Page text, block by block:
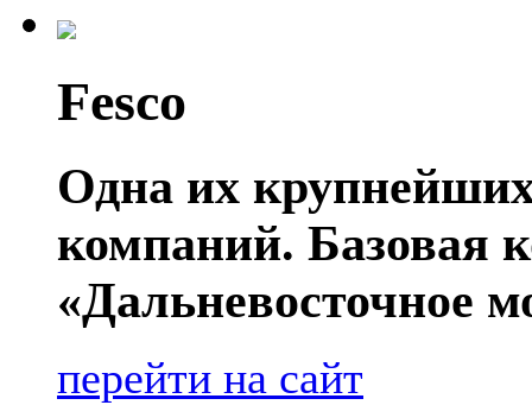
Fesco
Одна их
компаний. Базовая
«Дальневосточное
перейти на сайт